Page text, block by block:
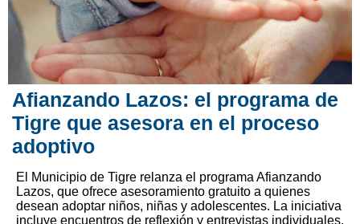
Afianzando Lazos: el programa de
Tigre que asesora en el proceso
adoptivo
El Municipio de Tigre relanza el programa Afianzando
Lazos, que ofrece asesoramiento gratuito a quienes
desean adoptar niños, niñas y adolescentes. La iniciativa
incluye encuentros de reflexión y entrevistas individuales.